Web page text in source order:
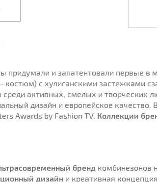
придумали и запатентовали первые
костюм) с хулиганскими застежками
среди активных, смелых и творческих
дизайн и европейское
Awards by Fashion TV. Коллекции
бренд комбинезонов
дизайн и креативная